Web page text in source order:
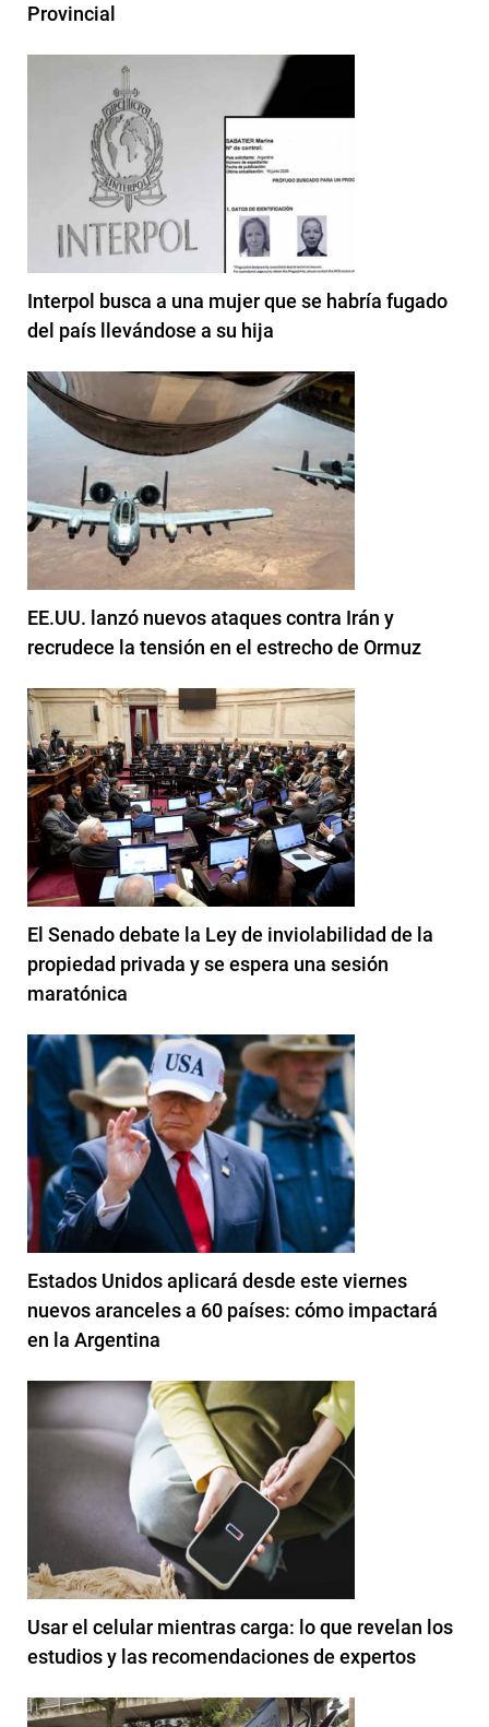
Provincial
Interpol busca a una mujer que se habría fugado
del país llevándose a su hija
EE.UU. lanzó nuevos ataques contra Irán y
recrudece la tensión en el estrecho de Ormuz
El Senado debate la Ley de inviolabilidad de la
propiedad privada y se espera una sesión
maratónica
Estados Unidos aplicará desde este viernes
nuevos aranceles a 60 países: cómo impactará
en la Argentina
Usar el celular mientras carga: lo que revelan los
estudios y las recomendaciones de expertos